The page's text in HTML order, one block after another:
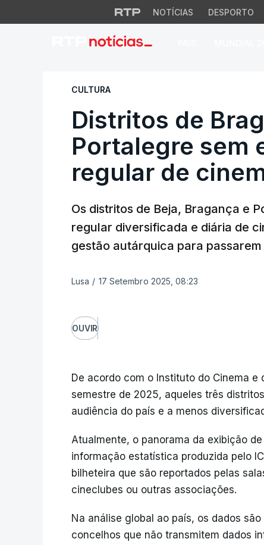
NOTÍCIAS DESPORTO
Distritos de
CULTURA
Distritos de
Portalegre sem
regular de
Os distritos de Beja, Bragança e
regular diversificada e diária de
gestão autárquica para passarem
Lusa / 17 Setembro 2025, 08:23
OUVIR
De acordo com o Instituto do Cinema
semestre de 2025, aqueles três
audiência do país e a menos
Atualmente, o panorama da exibição
informação estatística produzida pelo
bilheteira que são reportados pelas
cineclubes ou outras associações.
Na análise global ao país, os dados
concelhos que não transmitem dados